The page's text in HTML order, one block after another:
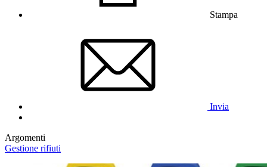
Stampa
Invia
Argomenti
Gestione rifiuti